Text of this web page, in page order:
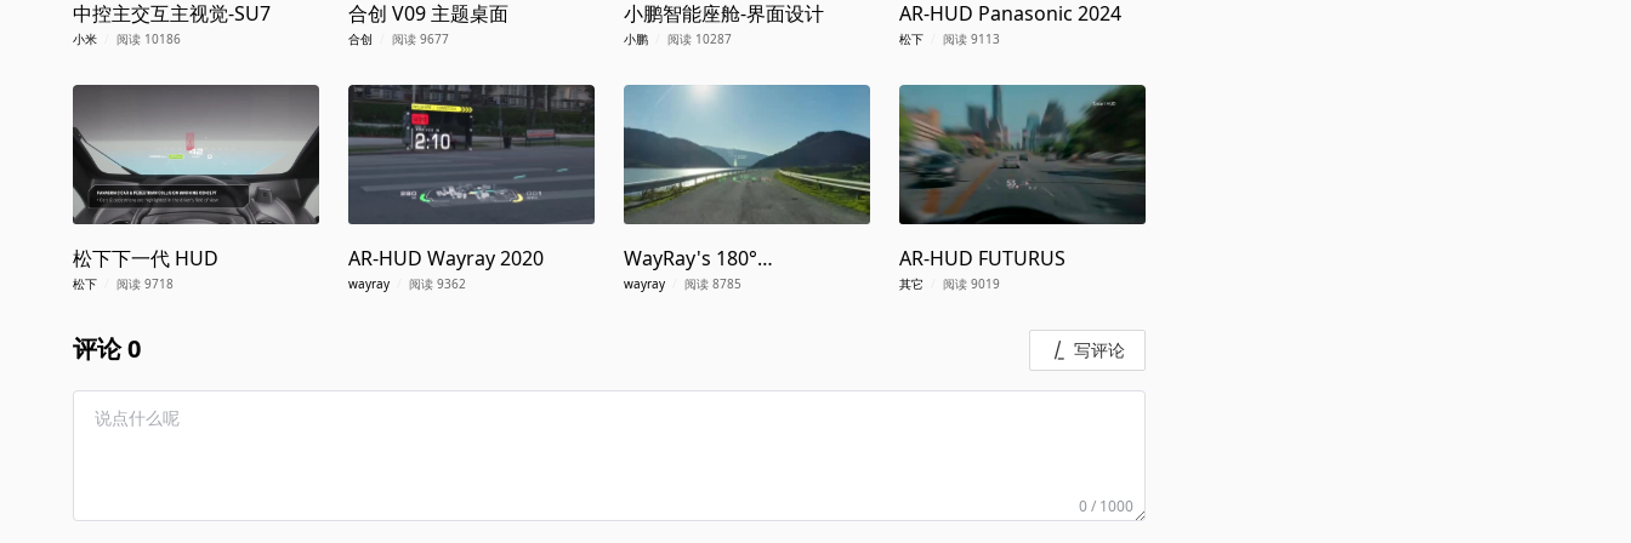
中控主交互主视觉-SU7
小米 阅读 10186
合创 V09 主题桌面
合创 阅读 9677
小鹏智能座舱-界面设计
小鹏 阅读 10287
AR-HUD Panasonic 2024
松下 阅读 9113
松下下一代 HUD
松下 阅读 9718
AR-HUD Wayray 2020
wayray 阅读 9362
WayRay's 180°
Holographic AR UX
wayray 阅读 8785
AR-HUD FUTURUS
其它 阅读 9019
评论 0 写评论
0 / 1000